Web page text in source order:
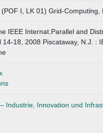
I, LK 01) Grid-Computing,
IEEE Internat.Parallel and
14-18, 2008 Piscataway, N.J. :